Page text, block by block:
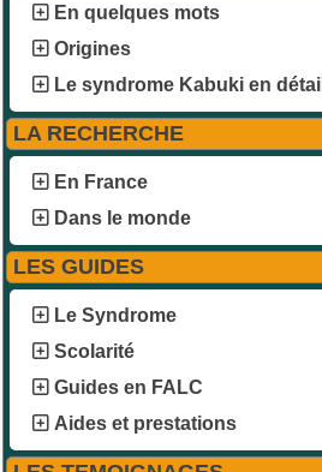
En quelques mots
Origines
Le syndrome Kabuki en détail
LA RECHERCHE
En France
Dans le monde
LES GUIDES
Le Syndrome
Scolarité
Guides en FALC
Aides et prestations